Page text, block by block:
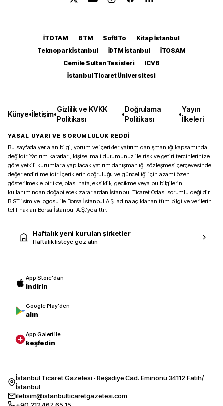
İTOTAM BTM SoftITo
Kitap İstanbul
Teknopark İstanbul
İDTM İstanbul
İTOSAM
Cemile Sultan Tesisleri
ICVB
İstanbul Ticaret Üniversitesi
Künye•İletişim•
Gizlilik ve KVKK
Politikası
•
Doğrulama
Politikası
•
Yayın
İlkeleri
YASAL UYARI VE SORUMLULUK REDDİ
Bu sayfada yer alan bilgi, yorum ve içerikler yatırım danışmanlığı kapsamında
değildir. Yatırım kararları, kişisel mali durumunuz ile risk ve getiri tercihlerinize
göre yetkili kurumlarla yapılacak yatırım danışmanlığı sözleşmesi çerçevesinde
değerlendirilmelidir. İçeriklerin doğruluğu ve güncelliği için azami özen
gösterilmekle birlikte, olası hata, eksiklik, gecikme veya bu bilgilerin
kullanımından doğabilecek zararlardan İstanbul Ticaret Odası sorumlu değildir.
BIST isim ve logosu ile Borsa İstanbul A.Ş. adına açıklanan tüm bilgi ve verilerin
telif hakları Borsa İstanbul A.Ş.’ye aittir.
Haftalık yeni kurulan şirketler
Haftalık listeye göz atın
App Store'dan
indirin
Google Play'den
alın
App Galeri ile
keşfedin
İstanbul Ticaret Gazetesi · Reşadiye Cad. Eminönü 34112 Fatih/
İstanbul
iletisim@istanbulticaretgazetesi.com